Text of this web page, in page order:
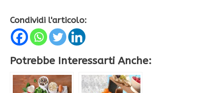
Condividi l'articolo:
Potrebbe Interessarti Anche: